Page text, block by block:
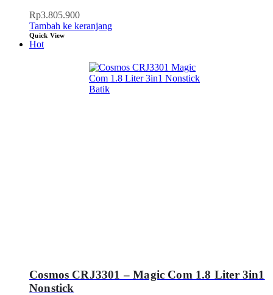
Rp3.805.900
Tambah ke keranjang
Quick View
Hot
Cosmos CRJ3301 – Magic Com 1.8 Liter 3in1
Nonstick